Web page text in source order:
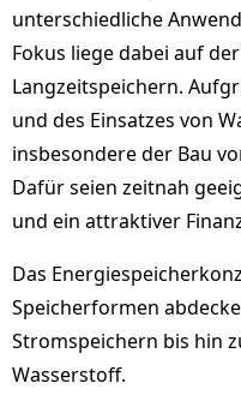
unterschiedliche
Fokus liege dabei auf
Langzeitspeichern.
und des Einsatzes von
insbesondere der Bau
Dafür seien zeitnah
und ein attraktiver
Das
Speicherformen
Stromspeichern bis hin
Wasserstoff.